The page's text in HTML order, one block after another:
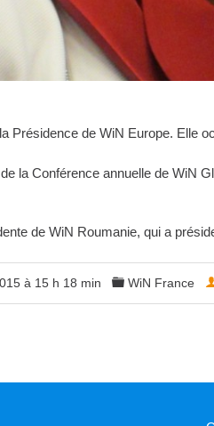
Présidence de WiN Europe. Elle
la Conférence annuelle de WiN
de WiN Roumanie, qui a
à 15 h 18 min WiN France